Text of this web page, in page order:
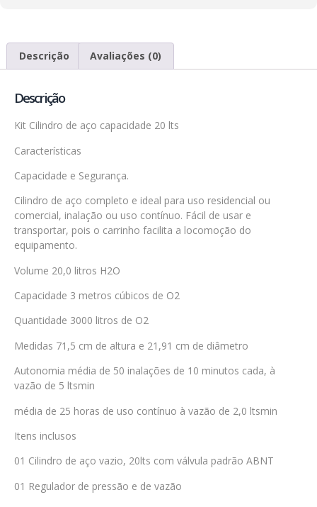
Descrição Avaliações (0)
Descrição
Kit Cilindro de aço capacidade 20 lts
Características
Capacidade e Segurança.
Cilindro de aço completo e ideal para uso residencial ou
comercial, inalação ou uso contínuo. Fácil de usar e
transportar, pois o carrinho facilita a locomoção do
equipamento.
Volume 20,0 litros H2O
Capacidade 3 metros cúbicos de O2
Quantidade 3000 litros de O2
Medidas 71,5 cm de altura e 21,91 cm de diâmetro
Autonomia média de 50 inalações de 10 minutos cada, à
vazão de 5 ltsmin
média de 25 horas de uso contínuo à vazão de 2,0 ltsmin
Itens inclusos
01 Cilindro de aço vazio, 20lts com válvula padrão ABNT
01 Regulador de pressão e de vazão